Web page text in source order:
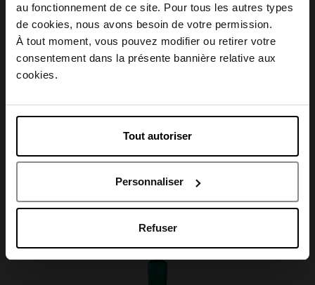
au fonctionnement de ce site. Pour tous les autres types
de cookies, nous avons besoin de votre permission.
À tout moment, vous pouvez modifier ou retirer votre
consentement dans la présente bannière relative aux
cookies.
Tout autoriser
Personnaliser
Refuser
Caractéristiques
Avis client
Oublié quelque chose ?
Choisissez votre pays
April Belgique
April Luxembourg